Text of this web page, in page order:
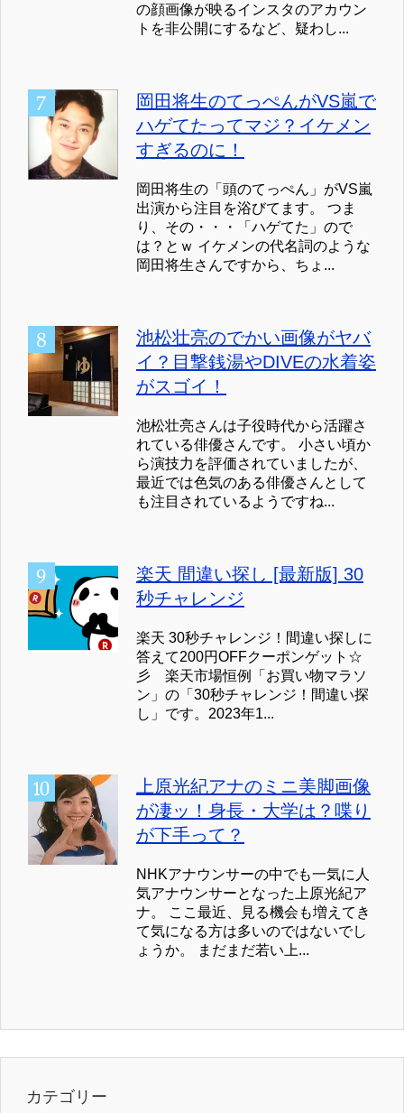
の顔画像が映るインスタのアカウン
トを非公開にするなど、疑わし...
岡田将生のてっぺんがVS嵐で
ハゲてたってマジ？イケメン
すぎるのに！
岡田将生の「頭のてっぺん」がVS嵐
出演から注目を浴びてます。 つま
り、その・・・「ハゲてた」ので
は？とｗ イケメンの代名詞のような
岡田将生さんですから、ちょ...
池松壮亮のでかい画像がヤバ
イ？目撃銭湯やDIVEの水着姿
がスゴイ！
池松壮亮さんは子役時代から活躍さ
れている俳優さんです。 小さい頃か
ら演技力を評価されていましたが、
最近では色気のある俳優さんとして
も注目されているようですね...
楽天 間違い探し [最新版] 30
秒チャレンジ
楽天 30秒チャレンジ！間違い探しに
答えて200円OFFクーポンゲット☆
彡 楽天市場恒例「お買い物マラソ
ン」の「30秒チャレンジ！間違い探
し」です。2023年1...
上原光紀アナのミニ美脚画像
が凄ッ！身長・大学は？喋り
が下手って？
NHKアナウンサーの中でも一気に人
気アナウンサーとなった上原光紀ア
ナ。 ここ最近、見る機会も増えてき
て気になる方は多いのではないでし
ょうか。 まだまだ若い上...
カテゴリー